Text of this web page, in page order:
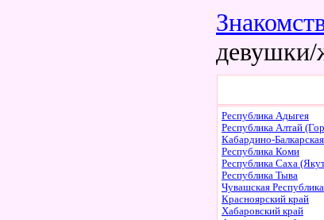
Республика Адыгея
Республика Алтай
Кабардино-
Республика Коми
Республика Саха
Республика Тыва
Чувашская Республика
Красноярский край
Хабаровский край